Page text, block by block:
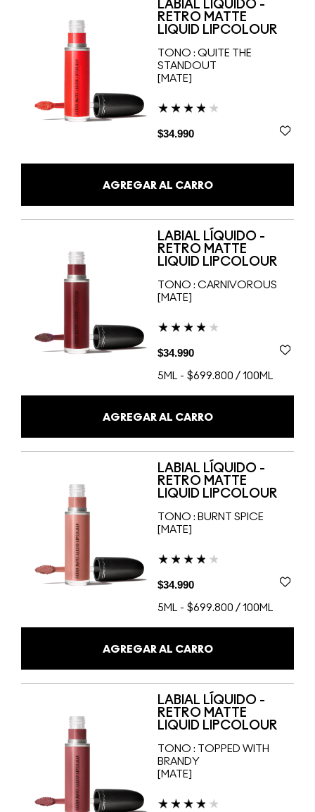
LABIAL LÍQUIDO -
RETRO MATTE
LIQUID LIPCOLOUR
TONO : QUITE THE
STANDOUT
[MATE]
$34.990
AGREGAR AL CARRO
LABIAL LÍQUIDO -
RETRO MATTE
LIQUID LIPCOLOUR
TONO : CARNIVOROUS
[MATE]
$34.990
5ML - $699.800 / 100ML
AGREGAR AL CARRO
LABIAL LÍQUIDO -
RETRO MATTE
LIQUID LIPCOLOUR
TONO : BURNT SPICE
[MATE]
$34.990
5ML - $699.800 / 100ML
AGREGAR AL CARRO
LABIAL LÍQUIDO -
RETRO MATTE
LIQUID LIPCOLOUR
TONO :
TOPPED WITH
BRANDY
[MATE]